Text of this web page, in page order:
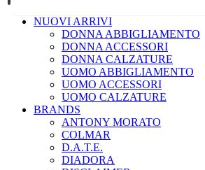
NUOVI ARRIVI
DONNA ABBIGLIAMENTO
DONNA ACCESSORI
DONNA CALZATURE
UOMO ABBIGLIAMENTO
UOMO ACCESSORI
UOMO CALZATURE
BRANDS
ANTONY MORATO
COLMAR
D.A.T.E.
DIADORA